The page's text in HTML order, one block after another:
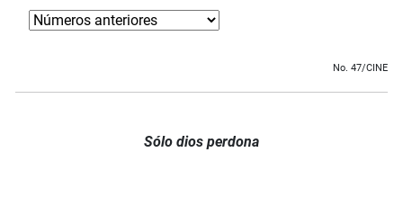
No. 47/CINE
Sólo dios perdona